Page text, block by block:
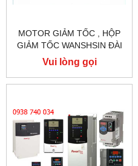
MOTOR GIẢM TỐC , HỘP
GIẢM TỐC WANSHSIN ĐÀI
LOAN 1.5KW 1500W 2HP AC
BA PHA 220 V / 380V
Vui lòng gọi